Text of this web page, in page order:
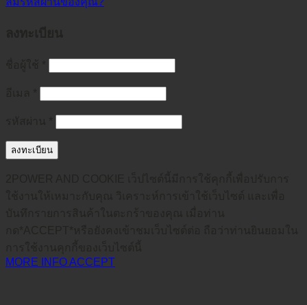
ลงทะเบียน
MORE INFOACCEPT